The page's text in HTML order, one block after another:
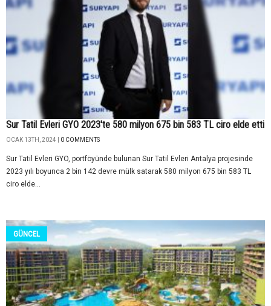
Sur Tatil Evleri GYO 2023'te 580 milyon 675 bin 583 TL ciro elde etti
OCAK 13TH, 2024 | 0 COMMENTS
Sur Tatil Evleri GYO, portföyünde bulunan Sur Tatil Evleri Antalya projesinde
2023 yılı boyunca 2 bin 142 devre mülk satarak 580 milyon 675 bin 583 TL
ciro elde...
GÜNCEL